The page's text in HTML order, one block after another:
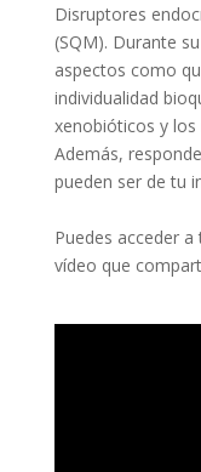
Disruptores
(SQM). Durante
aspectos como
individualidad
xenobióticos y
Además,
pueden ser de tu
Puedes acceder
vídeo que